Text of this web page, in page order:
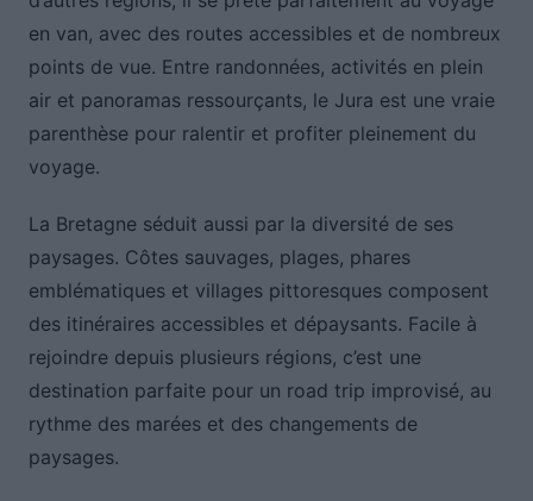
en van, avec des routes accessibles et de nombreux
points de vue. Entre randonnées, activités en plein
air et panoramas ressourçants, le Jura est une vraie
parenthèse pour ralentir et profiter pleinement du
voyage.
La Bretagne séduit aussi par la diversité de ses
paysages. Côtes sauvages, plages, phares
emblématiques et villages pittoresques composent
des itinéraires accessibles et dépaysants. Facile à
rejoindre depuis plusieurs régions, c’est une
destination parfaite pour un road trip improvisé, au
rythme des marées et des changements de
paysages.